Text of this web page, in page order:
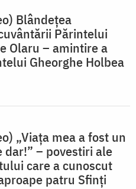
Blândețea
Părintelui
Olaru – amintire a
Gheorghe Holbea
„Viața mea a fost un
dar!” – povestiri ale
care a cunoscut
patru Sfinți